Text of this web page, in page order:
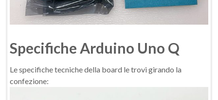
Specifiche Arduino Uno Q
Le specifiche tecniche della board le trovi girando la
confezione: